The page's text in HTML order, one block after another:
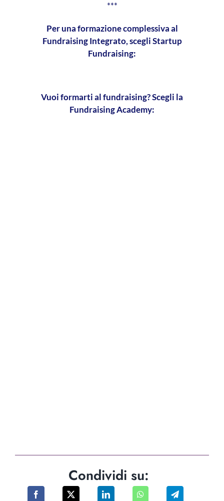
***
Per una formazione complessiva al
Fundraising Integrato, scegli Startup
Fundraising:
Vuoi formarti al fundraising? Scegli la
Fundraising Academy:
Condividi su: